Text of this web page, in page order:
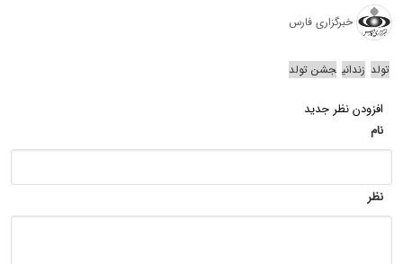
خبرگزاری فارس
تولد زندانی جشن تولد
افزودن نظر جدید
نام
نظر